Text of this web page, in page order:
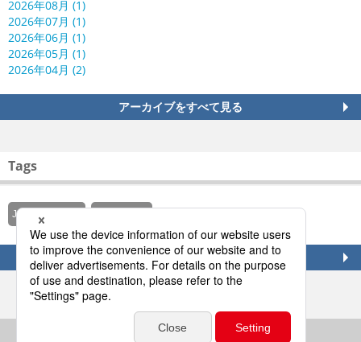
2026年08月 (1)
2026年07月 (1)
2026年06月 (1)
2026年05月 (1)
2026年04月 (2)
アーカイブをすべて見る
Tags
Japanese (74)
タグをすべて見る